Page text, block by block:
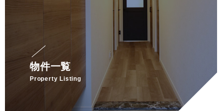
物件一覧
Property Listing